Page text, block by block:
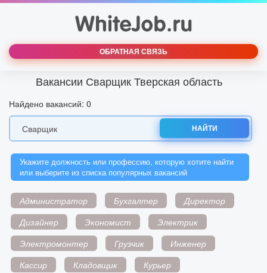
ОБРАТНАЯ СВЯЗЬ
Вакансии Сварщик Тверская область
Найдено вакансий: 0
НАЙТИ
Укажите должность или профессию, которую хотите найти
или выберите из списка популярных вакансий
Администратор Бухгалтер
Директор
Дизайнер
Экономист
Электрик
Электромонтер
Грузчик
Инженер
Кассир
Кладовщик
Курьер